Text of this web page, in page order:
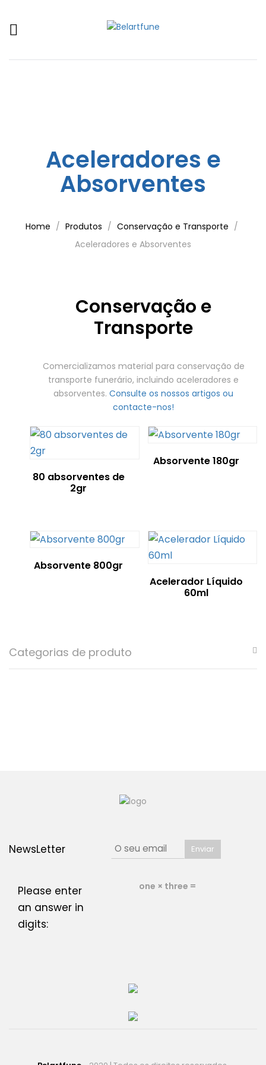
Aceleradores e
Absorventes
Home Produtos
Conservação e Transporte
Aceleradores e Absorventes
Conservação e
Transporte
Comercializamos material para conservação de
transporte funerário, incluindo aceleradores e
absorventes. Consulte os nossos artigos ou
contacte-nos!
80 absorventes de
2gr
Absorvente 180gr
Absorvente 800gr
Acelerador Líquido
60ml
Categorias de produto
NewsLetter
Please enter
an answer in
digits:
one × three =